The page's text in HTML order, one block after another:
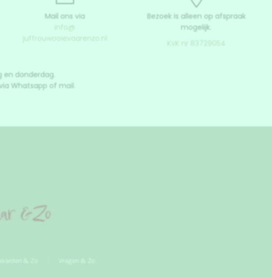
Mail ons via
Bezoek is alleen op afspraak
mogelijk.
KvK nr 83729054
en donderdag.
Whatsapp of mail.